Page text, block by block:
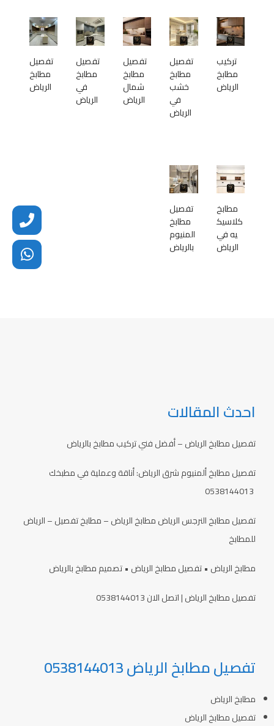
تركيب
مطابخ
الرياض
تفصيل
مطابخ
خشب
في
الرياض
تفصيل
مطابخ
شمال
الرياض
تفصيل
مطابخ
في
الرياض
تفصيل
مطابخ
الرياض
مطابخ
كلاسيك
يه في
الرياض
تفصيل
مطابخ
المنيوم
بالرياض
احدث المقالات
تفصيل مطابخ الرياض – أفضل فني تركيب مطابخ بالرياض
تفصيل مطابخ ألمنيوم شرق الرياض: أناقة وعملية في مطبخك
تفصيل مطابخ النرجس الرياض مطابخ الرياض – مطابخ تفصيل – الرياض
للمطابخ
مطابخ الرياض • تفصيل مطابخ الرياض • تصميم مطابخ بالرياض
تفصيل مطابخ الرياض | اتصل الان 0538144013
تفصيل مطابخ الرياض 0538144013
مطابخ الرياض
تفصيل مطابخ الرياض